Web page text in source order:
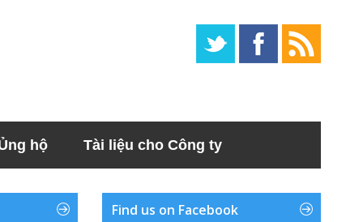
hộ Tài liệu cho Công ty
Find us on Facebook